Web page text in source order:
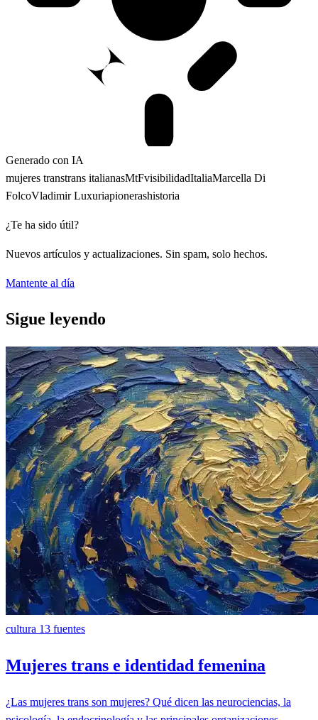
Generado con IA
mujeres transtrans italianasMtFvisibilidadItaliaMarcella Di
FolcoVladimir Luxuriapionerashistoria
¿Te ha sido útil?
Nuevos artículos y actualizaciones. Sin spam, solo hechos.
Mantente al día
Sigue leyendo
cultura 13 fuentes
Mujeres trans e identidad femenina
¿Las mujeres trans son mujeres? Qué dicen las neurociencias, la